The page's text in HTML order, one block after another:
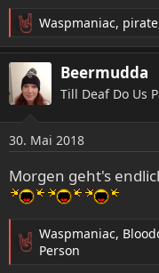
R
e
a
t
n
n
:
Waspmaniac, pirate
Beermudda
Till Deaf Do Us
30. Mai 2018
Morgen geht's
R
Waspmaniac,
Person